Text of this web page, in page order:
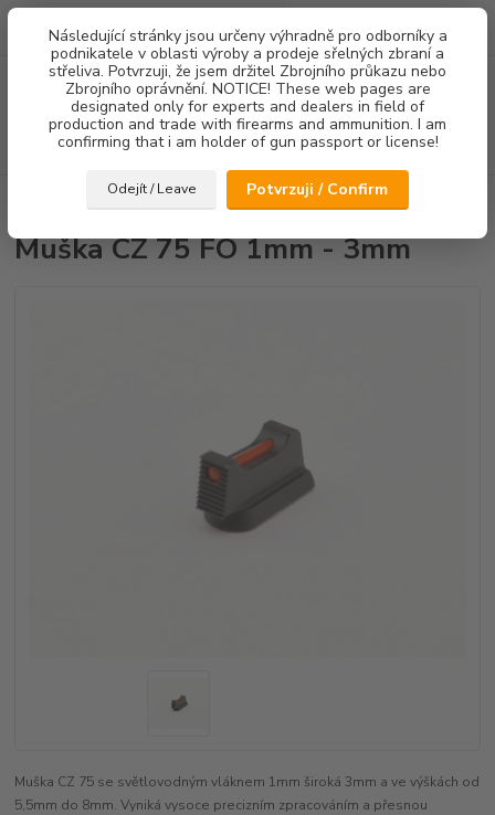
Následující stránky jsou určeny výhradně pro odborníky a
podnikatele v oblasti výroby a prodeje sřelných zbraní a
střeliva. Potvrzuji, že jsem držitel Zbrojního průkazu nebo
Zbrojního oprávnění. NOTICE! These web pages are
designated only for experts and dealers in field of
production and trade with firearms and ammunition. I am
confirming that i am holder of gun passport or license!
Odejít / Leave Potvrzuji / Confirm
Menu
Hledat
za0,00 Kč
Muška CZ 75 FO 1mm - 3mm
Muška CZ 75 FO 1mm - 3mm
Muška CZ 75 se světlovodným vláknem 1mm široká 3mm a ve výškách od
5,5mm do 8mm. Vyniká vysoce precizním zpracováním a přesnou